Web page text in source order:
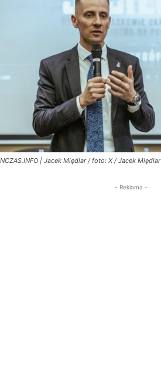
NCZAS.INFO | Jacek Międlar / foto: X / Jacek Międlar
- Reklama -